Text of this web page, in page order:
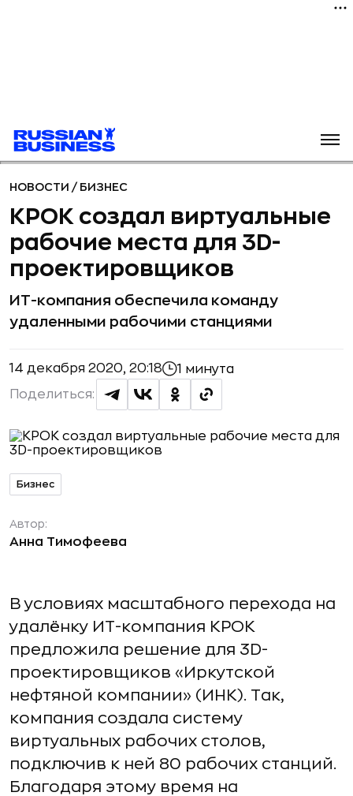
НОВОСТИ / БИЗНЕС
КРОК создал виртуальные
рабочие места для 3D-
проектировщиков
ИТ-компания обеспечила команду
удаленными рабочими станциями
14 декабря 2020, 20:18 1 минута
Поделиться:
Бизнес
Автор:
Анна Тимофеева
В условиях масштабного перехода на
удалёнку ИТ-компания КРОК
предложила решение для 3D-
проектировщиков «Иркутской
нефтяной компании» (ИНК). Так,
компания создала систему
виртуальных рабочих столов,
подключив к ней 80 рабочих станций.
Благодаря этому время на